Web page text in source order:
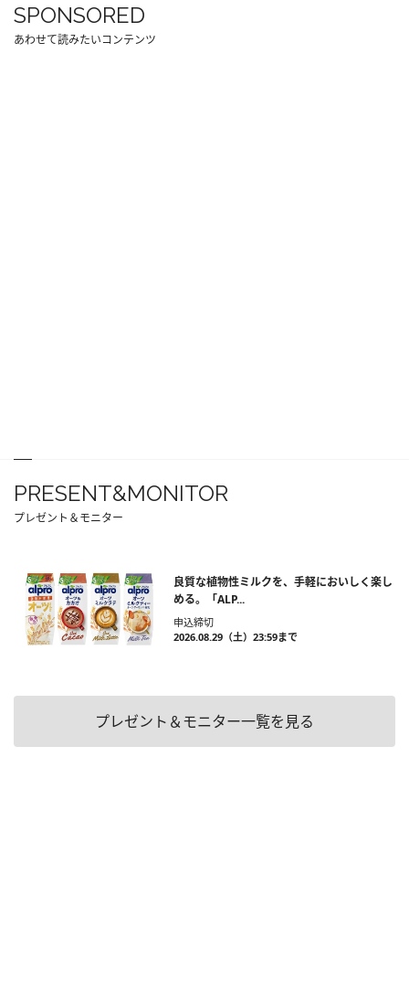
SPONSORED
あわせて読みたいコンテンツ
PRESENT&MONITOR
プレゼント＆モニター
良質な植物性ミルクを、手軽においしく楽し
める。「ALP...
申込締切
2026.08.29（土）23:59まで
プレゼント＆モニター一覧を見る